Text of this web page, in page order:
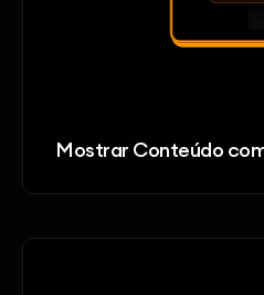
Mostrar Conteúdo